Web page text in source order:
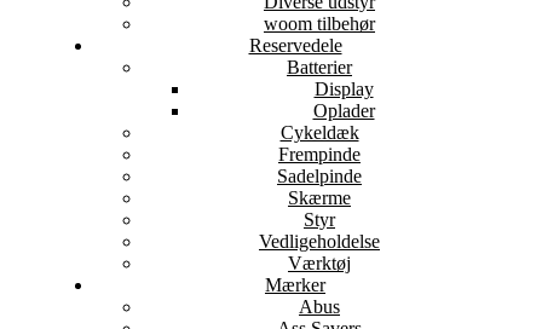
woom tilbehør
Reservedele
Batterier
Display
Oplader
Cykeldæk
Frempinde
Sadelpinde
Skærme
Styr
Vedligeholdelse
Værktøj
Mærker
Abus